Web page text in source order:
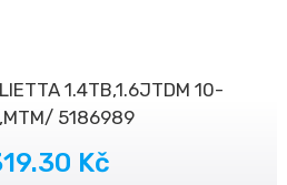
1.4TB,1.6JTDM 10-
5186989
Kč